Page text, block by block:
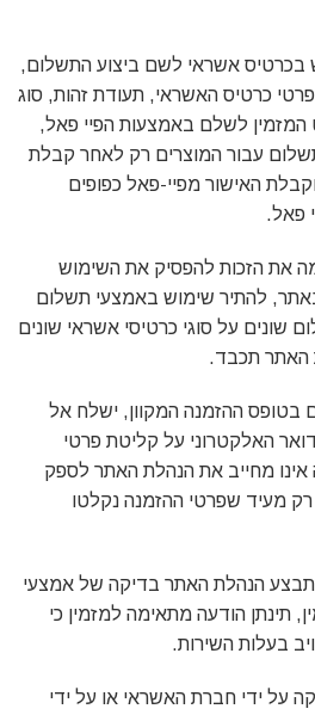
אשראי לשם ביצוע התשלום,
כרטיס האשראי, תעודת זהות, סוג
המזמין לשלם באמצעות הפיי פאל,
עבור המוצרים רק לאחר קבלת
האישור מפיי-פאל כפופים
פאל.
את הזכות להפסיק את השימוש
להתיר שימוש באמצעי תשלום
שונים על סוגי כרטיסי אשראי שונים
האתר תכבד.
בטופס ההזמנה המקוון, ישלח אל
האלקטרוני על קליטת פרטי
אינו מחייב את הנהלת האתר לספק
רק מעיד שפרטי ההזמנה נקלטו
תבצע הנהלת האתר בדיקה של אמצעי
תינתן הודעה מתאימה למזמין כי
בעלות השירות.
על ידי חברת האשראי או על ידי